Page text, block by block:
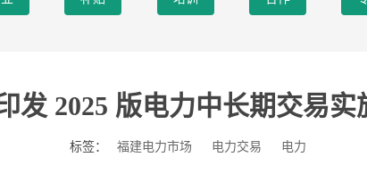
发 2025 版电力中长期交易实
标签： 福建电力市场 电力交易 电力